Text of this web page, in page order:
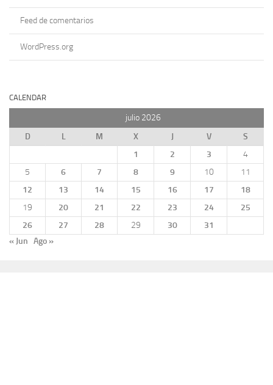
Feed de comentarios
WordPress.org
CALENDAR
julio 2026
D
L M X J V
S
1
2 3
4
5
6 7 8 9 10
11
12
13 14 15 16 17
18
19
20 21 22 23 24
25
26
27 28 29 30
31
« Jun Ago »